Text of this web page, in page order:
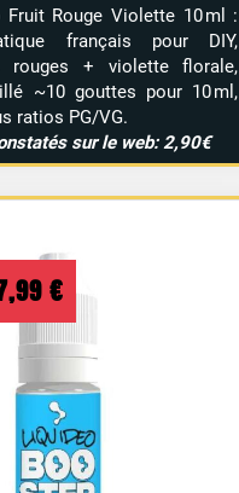
Rouge Violette 10 ml :
français pour DIY,
rouges + violette florale,
~10 gouttes pour 10 ml,
ratios PG/VG.
sur le web: 2,90€
€ Plage
de
prix :
0,99 €
à